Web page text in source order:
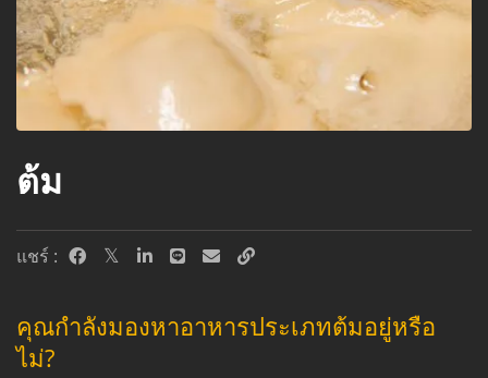
ต้ม
แชร์ :
คุณกำลังมองหาอาหารประเภทต้มอยู่หรือ
ไม่?